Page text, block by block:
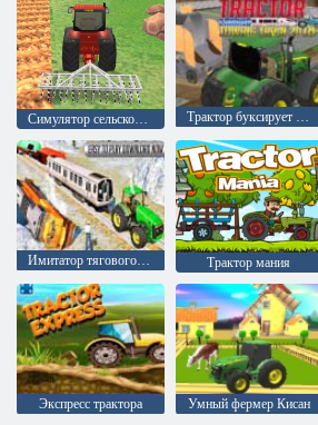
Симулятор сельскохозяйственного трактора Трактор буксирует поезд 2018
Имитатор тягового состава цепного трактора Трактор мания
Экспресс трактора Умный фермер Кисан